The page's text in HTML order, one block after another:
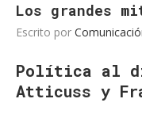
Los grandes
Escrito por
Política al
Atticuss y